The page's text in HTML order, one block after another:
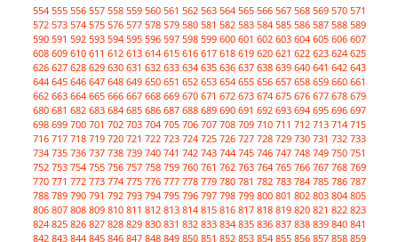
554 555 556 557 558 559 560 561 562 563 564 565 566 567 568 569 570 571
572 573 574 575 576 577 578 579 580 581 582 583 584 585 586 587 588 589
590 591 592 593 594 595 596 597 598 599 600 601 602 603 604 605 606 607
608 609 610 611 612 613 614 615 616 617 618 619 620 621 622 623 624 625
626 627 628 629 630 631 632 633 634 635 636 637 638 639 640 641 642 643
644 645 646 647 648 649 650 651 652 653 654 655 656 657 658 659 660 661
662 663 664 665 666 667 668 669 670 671 672 673 674 675 676 677 678 679
680 681 682 683 684 685 686 687 688 689 690 691 692 693 694 695 696 697
698 699 700 701 702 703 704 705 706 707 708 709 710 711 712 713 714 715
716 717 718 719 720 721 722 723 724 725 726 727 728 729 730 731 732 733
734 735 736 737 738 739 740 741 742 743 744 745 746 747 748 749 750 751
752 753 754 755 756 757 758 759 760 761 762 763 764 765 766 767 768 769
770 771 772 773 774 775 776 777 778 779 780 781 782 783 784 785 786 787
788 789 790 791 792 793 794 795 796 797 798 799 800 801 802 803 804 805
806 807 808 809 810 811 812 813 814 815 816 817 818 819 820 821 822 823
824 825 826 827 828 829 830 831 832 833 834 835 836 837 838 839 840 841
842 843 844 845 846 847 848 849 850 851 852 853 854 855 856 857 858 859